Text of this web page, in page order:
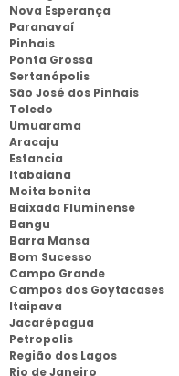
Nova Esperança
Paranavaí
Pinhais
Ponta Grossa
Sertanópolis
São José dos Pinhais
Toledo
Umuarama
Aracaju
Estancia
Itabaiana
Moita bonita
Baixada Fluminense
Bangu
Barra Mansa
Bom Sucesso
Campo Grande
Campos dos Goytacases
Itaipava
Jacarépagua
Petropolis
Região dos Lagos
Rio de Janeiro